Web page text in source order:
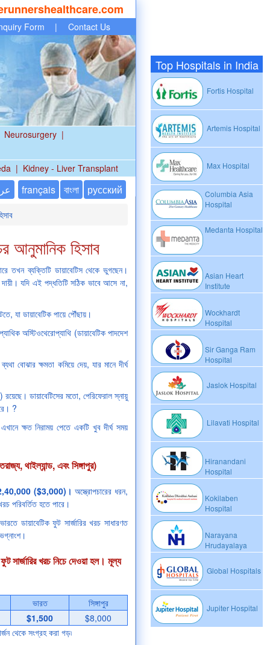
Top Hospitals in India
Fortis Hospital
Artemis Hospital
Max Hospital
Columbia Asia
Hospital
Medanta Hospital
Asian Heart
Institute
Wockhardt
Hospital
Sir Ganga Ram
Hospital
Jaslok Hospital
Lilavati Hospital
Hiranandani
Hospital
Kokilaben
Hospital
Narayana
Hrudayalaya
Global Hospitals
Jupiter Hospital
Form | Contact Us
Neurosurgery |
| Kidney - Liver Transplant
français বাংলা русский
আনুমানিক হিসাব
তখন ব্যক্তিটি ডায়াবেটিস থেকে ভুগছেন।
যদি এই পদ্ধতিটি সঠিক ভাবে আসে না,
যা ডায়াবেটিক পায়ে পৌঁছায়।
অস্টিওথেরোপ্যাথি (ডায়াবেটিক পাদদেশ
বোঝার ক্ষমতা কমিয়ে দেয়, যার মানে দীর্ঘ
ডায়াবেটিসের মতো, পেরিফেরাল স্নায়ু
?
ক্ষত নিরাময় পেতে একটি খুব দীর্ঘ সময়
থাইল্যান্ড, এবং সিঙ্গাপুর)
2,40,000 ($3,000)। অস্ত্রোপচারের ধরন,
পরিবর্তিত হতে পারে।
ডায়াবেটিক ফুট সার্জারির খরচ সাধারণত
সার্জারির খরচ নিচে দেওয়া হল। মূল্য
ভারত
সিঙ্গাপুর
$1,500
$8,000
থেকে সংগ্রহ করা গড়৷